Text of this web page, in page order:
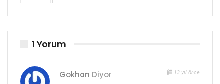
1 Yorum
Gokhan Diyor 13 yıl önce